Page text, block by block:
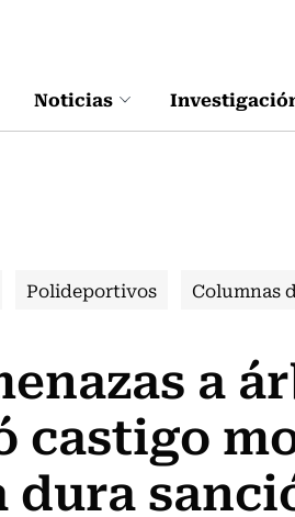
Noticias
Polideportivos Columnas
a
castigo
dura